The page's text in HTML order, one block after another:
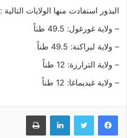
البذور استفادت منها الولايات التالية :
– ولاية غورغول: 49.5 طناً
– ولاية لبراكنة: 49.5 طناً
– ولاية الترارزة: 12 طناً
– ولاية غيديماغا: 12 طناً
فيسبوك تويتر لينكدإن طباعة